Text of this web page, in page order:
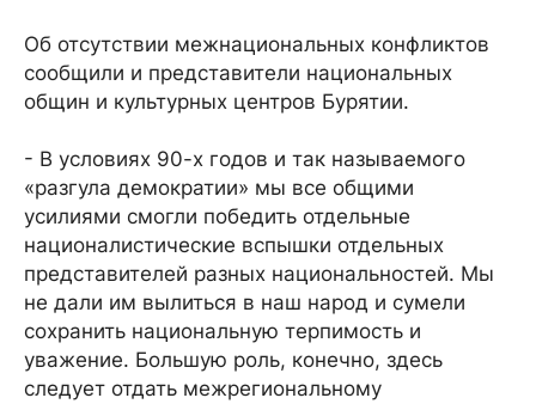
Об отсутствии межнациональных конфликтов
сообщили и представители национальных
общин и культурных центров Бурятии.
- В условиях 90-х годов и так называемого
«разгула демократии» мы все общими
усилиями смогли победить отдельные
националистические вспышки отдельных
представителей разных национальностей. Мы
не дали им вылиться в наш народ и сумели
сохранить национальную терпимость и
уважение. Большую роль, конечно, здесь
следует отдать межрегиональному